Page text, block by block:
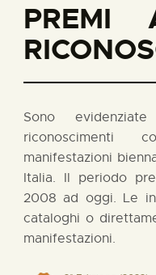
PREMI
Sono
riconoscimenti
manifestazioni
Italia. Il periodo
2008 ad oggi. Le
cataloghi o
manifestazioni.